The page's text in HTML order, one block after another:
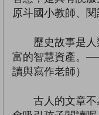
原斗國小教師、閱
歷史故事是人
富的智慧資產。
讀與寫作老師）
古人的文章不